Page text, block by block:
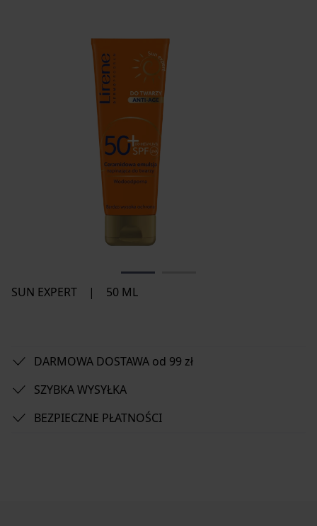
SUN EXPERT | 50 ML
DARMOWA DOSTAWA od 99 zł
SZYBKA WYSYŁKA
BEZPIECZNE PŁATNOŚCI